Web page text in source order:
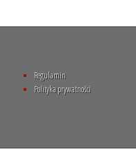
Regulamin
Polityka prywatności